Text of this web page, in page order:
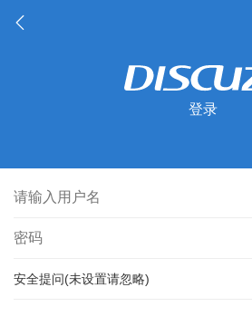
登录
安全提问(未设置请忽略)